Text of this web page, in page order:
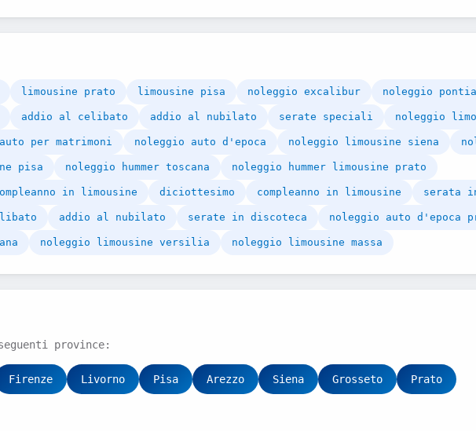
limousine prato limousine pisa noleggio excalibur noleggio
addio al celibato addio al nubilato serate speciali noleggio
per matrimoni noleggio auto d'epoca noleggio limousine siena
pisa noleggio hummer toscana noleggio hummer limousine prato
in limousine diciottesimo compleanno in limousine serata
addio al nubilato serate in discoteca noleggio auto d'epoca
noleggio limousine versilia noleggio limousine massa
province:
Firenze Livorno Pisa Arezzo Siena Grosseto Prato